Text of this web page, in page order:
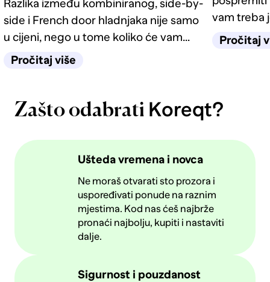
Razlika između kombiniranog, side-by-
side i French door hladnjaka nije samo
u cijeni, nego u tome koliko će vam
život u kuhinji biti jednostavan
Pročitaj više
vam treba
ideja koje
Pročitaj
Zašto odabrati Koreqt?
Ušteda vremena i novca
Ne moraš otvarati sto prozora i
uspoređivati ponude na raznim
mjestima. Kod nas ćeš najbrže
pronaći najbolju, kupiti i nastaviti
dalje.
Sigurnost i pouzdanost